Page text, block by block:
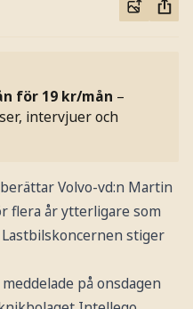
för 19 kr/mån –
intervjuer och
berättar Volvo-vd:n Martin
flera år ytterligare som
stiger
på onsdagen